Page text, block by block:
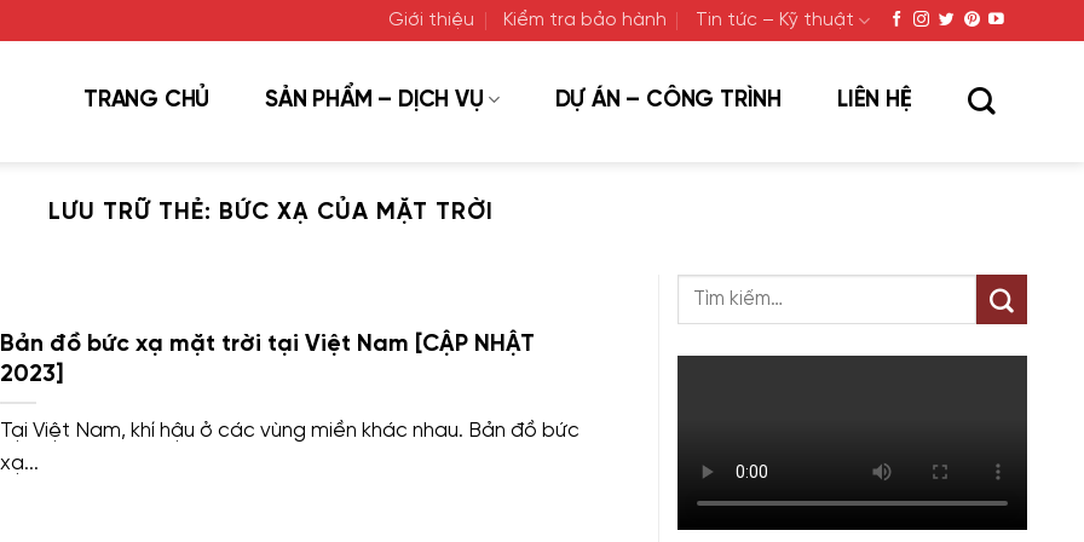
Giới thiệu Kiểm tra bảo hành Tin tức – Kỹ thuật
TRANG CHỦ SẢN PHẨM – DỊCH VỤ DỰ ÁN – CÔNG TRÌNH LIÊN HỆ
LƯU TRỮ THẺ: BỨC XẠ CỦA MẶT TRỜI
Bản đồ bức xạ mặt trời tại Việt Nam [CẬP NHẬT
2023]
Tại Việt Nam, khí hậu ở các vùng miền khác nhau. Bản đồ bức
xạ...